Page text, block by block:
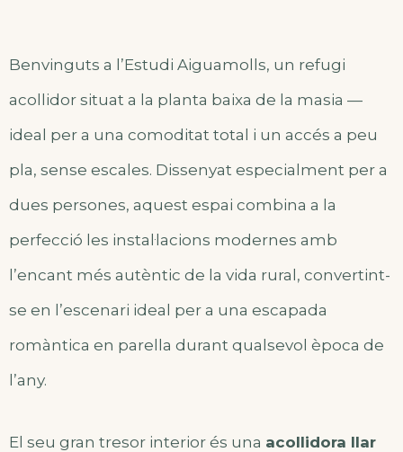
Benvinguts a l’Estudi Aiguamolls, un refugi
acollidor situat a la planta baixa de la masia —
ideal per a una comoditat total i un accés a peu
pla, sense escales. Dissenyat especialment per a
dues persones, aquest espai combina a la
perfecció les instal·lacions modernes amb
l’encant més autèntic de la vida rural, convertint-
se en l’escenari ideal per a una escapada
romàntica en parella durant qualsevol època de
l’any.
El seu gran tresor interior és una acollidora llar